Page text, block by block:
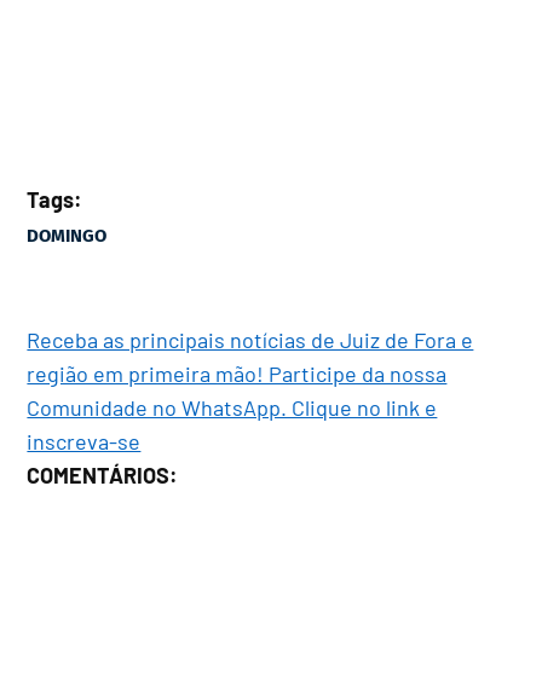
Tags:
DOMINGO
Receba as principais notícias de Juiz de Fora e
região em primeira mão! Participe da nossa
Comunidade no WhatsApp. Clique no link e
inscreva-se
COMENTÁRIOS: